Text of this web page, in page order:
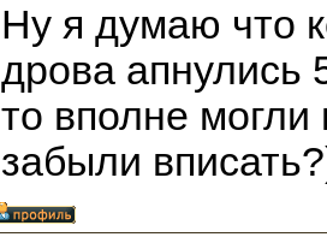
Ну я думаю что
дрова апнулись
то вполне могли
забыли